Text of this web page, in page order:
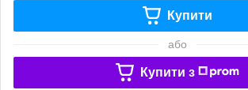
Купити
або
Купити з